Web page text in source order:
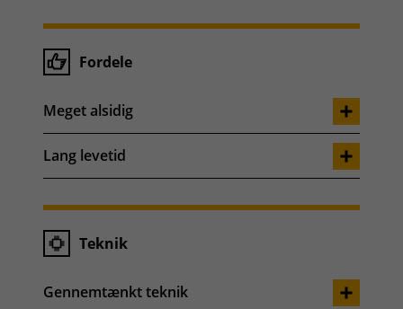
Fordele
Meget alsidig
Lang levetid
Teknik
Gennemtænkt teknik